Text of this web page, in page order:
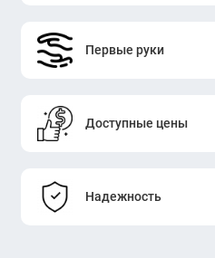
Первые руки
Доступные цены
Надежность